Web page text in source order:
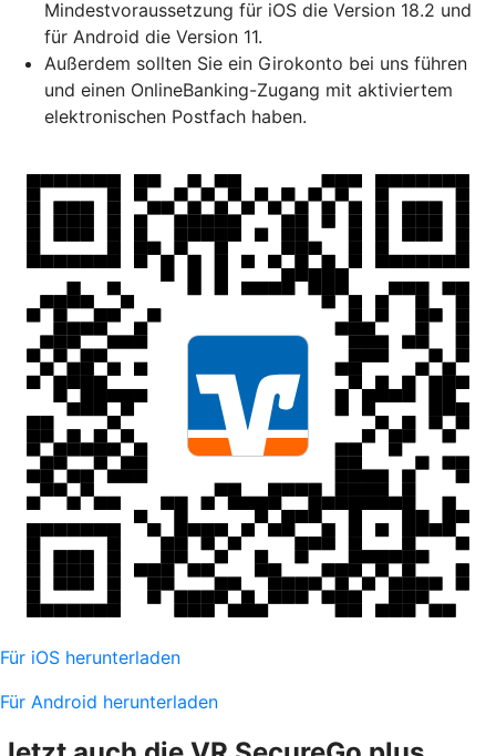
Mindestvoraussetzung für iOS die Version 18.2 und
für Android die Version 11.
Außerdem sollten Sie ein Girokonto bei uns führen
und einen OnlineBanking-Zugang mit aktiviertem
elektronischen Postfach haben.
Für iOS herunterladen
Für Android herunterladen